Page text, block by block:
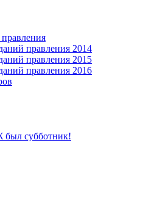
правления 2014
правления 2015
правления 2016
был субботник!